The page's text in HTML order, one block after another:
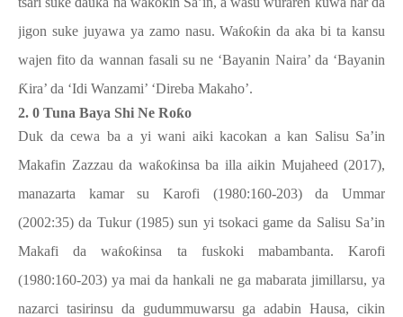
jigon suke juyawa ya zamo nasu. Waƙoƙin da aka bi ta kansu
wajen fito da wannan fasali su ne ‘Bayanin Naira’ da ‘Bayanin
Ƙira’ da ‘Idi Wanzami’ ‘Direba Makaho’.
2. 0 Tuna Baya Shi Ne Roƙo
Duk da cewa ba a yi wani aiki kacokan a kan Salisu Sa’in
Makafin Zazzau da waƙoƙinsa ba illa aikin Mujaheed (2017),
manazarta kamar su Karofi (1980:160-203) da Ummar
(2002:35) da Tukur (1985) sun yi tsokaci game da Salisu Sa’in
Makafi da waƙoƙinsa ta fuskoki mabambanta.Karofi
(1980:160-203) ya mai da hankali ne ga mabarata jimillarsu, ya
nazarci tasirinsu da gudummuwarsu ga adabin Hausa, cikin